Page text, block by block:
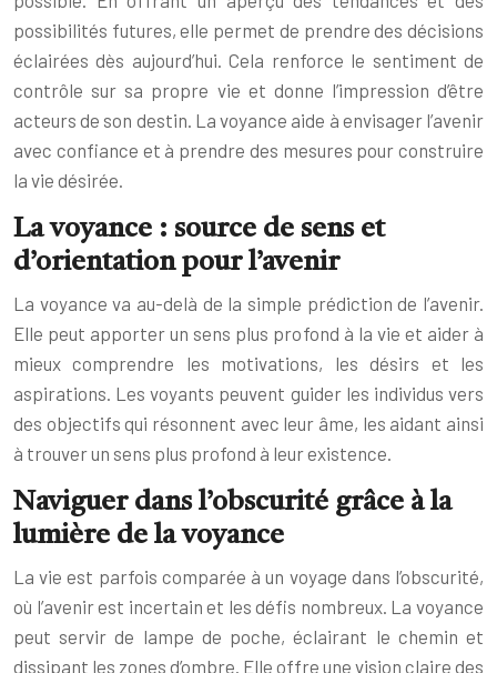
possibilités futures, elle permet de prendre des décisions
éclairées dès aujourd’hui. Cela renforce le sentiment de
contrôle sur sa propre vie et donne l’impression d’être
acteurs de son destin. La voyance aide à envisager l’avenir
avec confiance et à prendre des mesures pour construire
la vie désirée.
La voyance : source de sens et
d’orientation pour l’avenir
La voyance va au-delà de la simple prédiction de l’avenir.
Elle peut apporter un sens plus profond à la vie et aider à
mieux comprendre les motivations, les désirs et les
aspirations. Les voyants peuvent guider les individus vers
des objectifs qui résonnent avec leur âme, les aidant ainsi
à trouver un sens plus profond à leur existence.
Naviguer dans l’obscurité grâce à la
lumière de la voyance
La vie est parfois comparée à un voyage dans l’obscurité,
où l’avenir est incertain et les défis nombreux. La voyance
peut servir de lampe de poche, éclairant le chemin et
dissipant les zones d’ombre. Elle offre une vision claire des